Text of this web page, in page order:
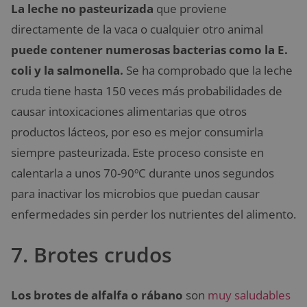
La leche no pasteurizada que proviene
directamente de la vaca o cualquier otro animal
puede contener numerosas bacterias como la E.
coli y la salmonella. Se ha comprobado que la leche
cruda tiene hasta 150 veces más probabilidades de
causar intoxicaciones alimentarias que otros
productos lácteos, por eso es mejor consumirla
siempre pasteurizada. Este proceso consiste en
calentarla a unos 70-90ºC durante unos segundos
para inactivar los microbios que puedan causar
enfermedades sin perder los nutrientes del alimento.
7. Brotes crudos
Los brotes de alfalfa o rábano son muy saludables